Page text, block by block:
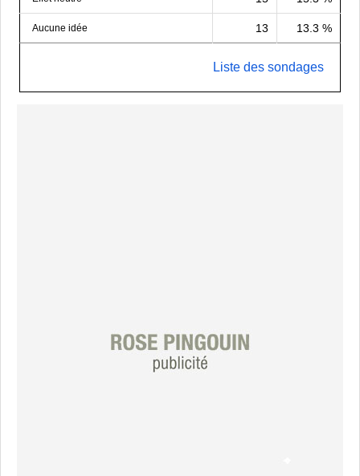
Aucune idée 13 13.3 %
Liste des sondages